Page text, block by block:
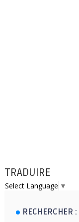
TRADUIRE
Select Language ▼
RECHERCHER :